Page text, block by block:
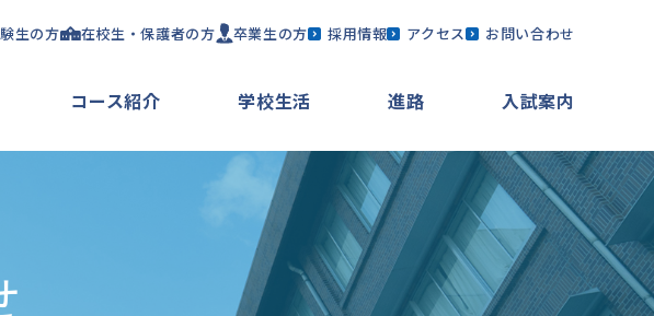
生の方 在校生・保護者の方 卒業生の方 採用情報 アクセス お問い合わせ
コース紹介 学校生活 進路 入試案内